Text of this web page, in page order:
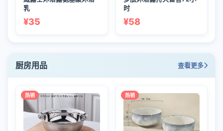
乳
¥35
时
¥58
厨房用品 查看更多
热销 热销